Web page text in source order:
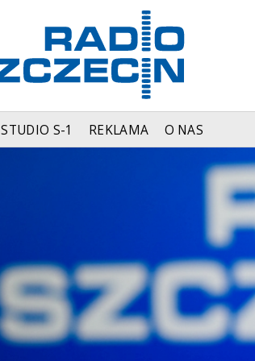
STUDIO S-1 REKLAMA O NAS